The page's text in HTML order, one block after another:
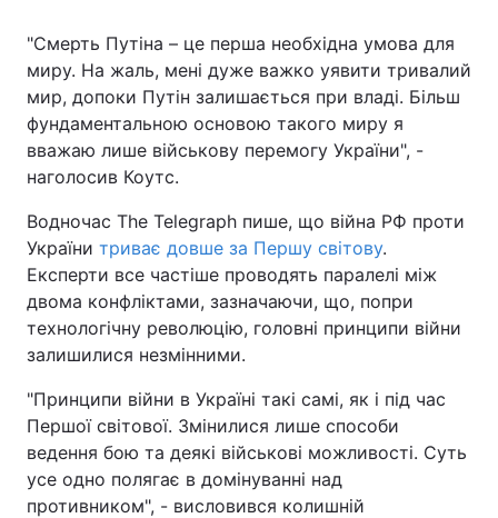
"Смерть Путіна – це перша необхідна умова для
миру. На жаль, мені дуже важко уявити тривалий
мир, допоки Путін залишається при владі. Більш
фундаментальною основою такого миру я
вважаю лише військову перемогу України", -
наголосив Коутс.
Водночас The Telegraph пише, що війна РФ проти
України триває довше за Першу світову.
Експерти все частіше проводять паралелі між
двома конфліктами, зазначаючи, що, попри
технологічну революцію, головні принципи війни
залишилися незмінними.
"Принципи війни в Україні такі самі, як і під час
Першої світової. Змінилися лише способи
ведення бою та деякі військові можливості. Суть
усе одно полягає в домінуванні над
противником", - висловився колишній